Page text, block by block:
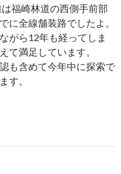
福崎林道の西側手前部
に全線舗装路でしたよ。
がら12年も経ってしま
て満足しています。
も含めて今年中に探索で
す。